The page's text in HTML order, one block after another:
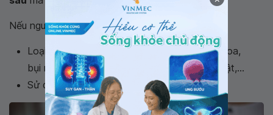
Nếu nguyên nhân do dị ứng cần phải:
Loại bỏ nguyên nhân gây dị ứng như phấn hoa,
bụi nhà, sợi bông vải, thực phẩm, lông súc vật,...
Sử dụngthuốc kháng histamin.